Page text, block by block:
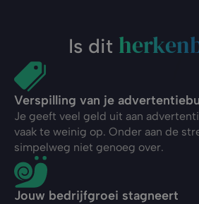
Is dit
Verspilling van je
Je geeft veel geld uit aan
vaak te weinig op. Onder aan de
simpelweg niet genoeg over.
Jouw bedrijfgroei stagneert